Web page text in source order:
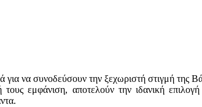
για να συνοδεύσουν την ξεχωριστή στιγμή
εμφάνιση, αποτελούν την ιδανική